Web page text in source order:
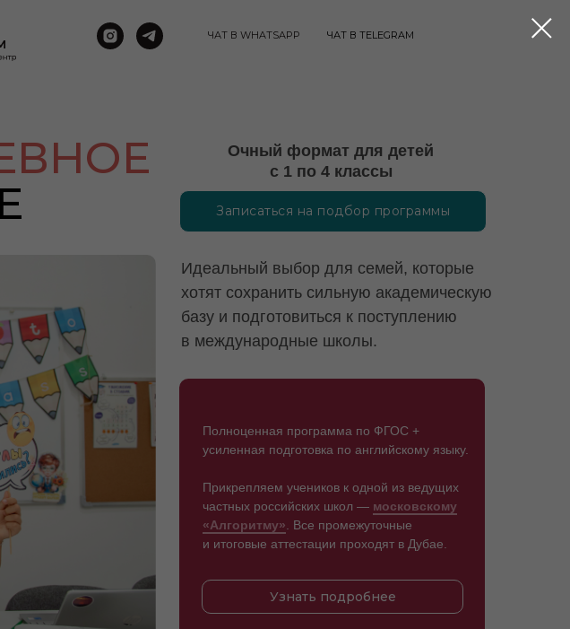
ЧАТ В WHATSAPP ЧАТ В TELEGRAM
Очный формат для детей
с 1 по 4 классы
Записаться на подбор программы
Полноценная программа по ФГОС +
усиленная подготовка по английскому языку.
Прикрепляем учеников к одной из ведущих
частных российских школ — московскому
«Алгоритму» . Все промежуточные
и итоговые аттестации проходят в Дубае.
Идеальный выбор для семей, которые
хотят сохранить сильную академическую
базу и подготовиться к поступлению
в международные школы.
Узнать подробнее